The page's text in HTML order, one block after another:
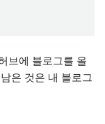
브에 블로그를 올
은 것은 내 블로그